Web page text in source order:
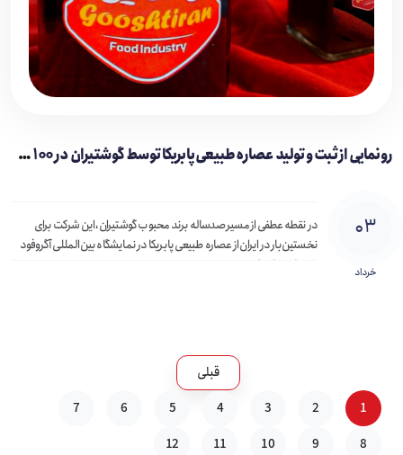
رونمایی از ثبت و تولید عصاره طبیعی پابریکا توسط گوشتیران در ۱۰۰ سالگی
۰۳
خرداد
در نقطه عطفی از مسیر صدساله برند محبوب گوشتیران، این شرکت برای
نخستین‌بار در ایران از عصاره طبیعی پابریکا در نمایشگاه بین‌المللی آگروفود
۱۴۰۴ رونمایی کرد.
قبلی
1
2
3
4
5
6
7
8
9
10
11
12